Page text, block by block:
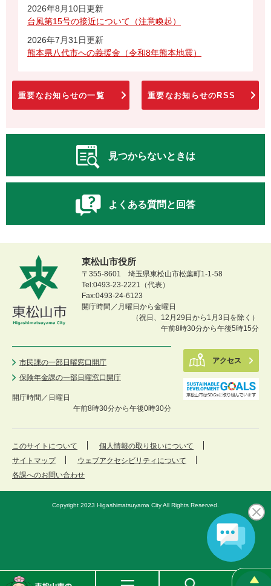
2026年8月10日更新
台風第15号の接近について（注意喚起）
2026年7月31日更新
熊本県八代市への義援金（令和8年熊本地震）
重要なお知らせの一覧 重要なお知らせのRSS
見つからないときは
よくある質問と回答
東松山市役所
〒355-8601 埼玉県東松山市松葉町1-1-58
Tel:0493-23-2221（代表）
Fax:0493-24-6123
開庁時間／月曜日から金曜日
（祝日、12月29日から1月3日を除く）
午前8時30分から午後5時15分
市民課の一部日曜窓口開庁
保険年金課の一部日曜窓口開庁
開庁時間／ 日曜日
午前8時30分から午後0時30分
アクセス
このサイトについて
個人情報の取り扱いについて
サイトマップ
ウェブアクセシビリティについて
各課へのお問い合わせ
Copyright 2023 Higashimatsuyama City All Rights Reserved.